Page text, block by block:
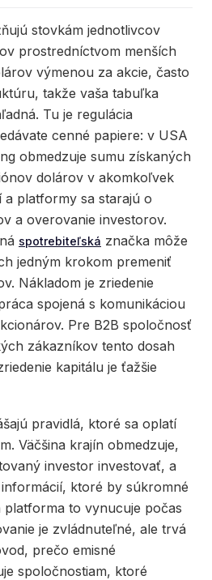
stovkám jednotlivcov
prostredníctvom menších
výmenou za akcie, často
takže vaša tabuľka
Tu je regulácia
cenné papiere: v USA
obmedzuje sumu získaných
dolárov v akomkoľvek
a platformy sa starajú o
a overovanie investorov.
spotrebiteľská značka môže
jedným krokom premeniť
Nákladom je zriedenie
spojená s komunikáciou
Pre B2B spoločnosť
zákazníkov tento dosah
kapitálu je ťažšie
pravidlá, ktoré sa oplatí
Väčšina krajín obmedzuje,
investor investovať, a
ktoré by súkromné
to vynucuje počas
je zvládnuteľné, ale trvá
prečo emisné
spoločnostiam, ktoré